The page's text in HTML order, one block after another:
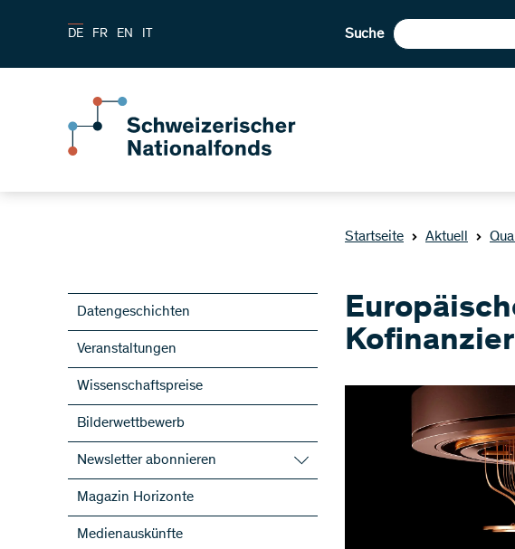
DE FR EN IT Suche
Startseite Aktuell
Datengeschichten
Veranstaltungen
Wissenschaftspreise
Bilderwettbewerb
Newsletter abonnieren
SNF-Newsletter abonnieren
Newsletter der NFP abonnieren
ScienceGeist
Magazin Horizonte
Medienauskünfte